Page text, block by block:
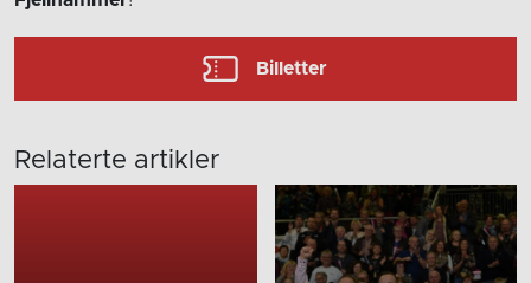
Billetter
Relaterte artikler